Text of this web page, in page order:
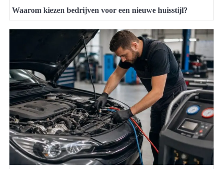
Waarom kiezen bedrijven voor een nieuwe huisstijl?